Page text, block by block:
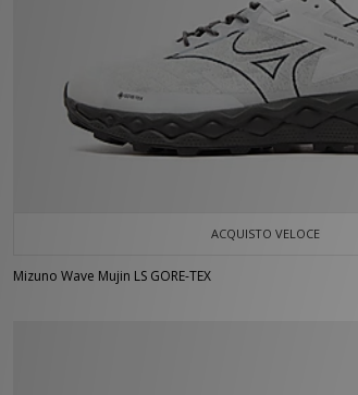
ACQUISTO VELOCE
Mizuno Wave Mujin LS GORE-TEX